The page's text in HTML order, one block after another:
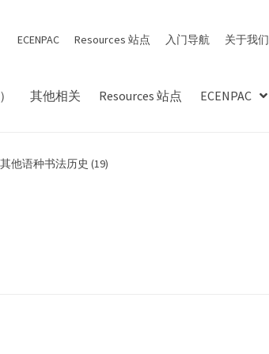
ECENPAC Resources 站点 入门导航 关于我们
其他相关 Resources 站点 ECENPAC
他语种书法历史 (19)